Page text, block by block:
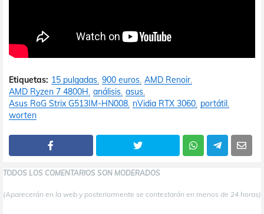
Etiquetas: 15 pulgadas 900 euros AMD Renoir
AMD Ryzen 7 4800H análisis asus
Asus RoG Strix G513IM-HN008 nVidia RTX 3060 portátil
worten
TODOS LOS COMENTARIOS SON MODERADOS
(Aparecerán en la web y posteriormente se contestarán en menos de 24 horas)